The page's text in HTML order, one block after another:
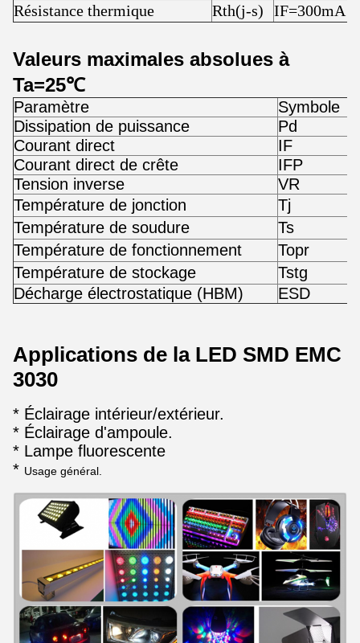
Résistance thermique
Rth(j-s) IF=300mA
Valeurs maximales absolues à
Ta=25℃
Paramètre Symbole
Dissipation de puissance
Pd
Courant direct
IF
Courant direct de crête
IFP
Tension inverse
VR
Température de jonction
Tj
Température de soudure
Ts
Température de fonctionnement
Topr
Température de stockage
Tstg
Décharge électrostatique (HBM)
ESD
Applications de la LED SMD EMC
3030
* Éclairage intérieur/extérieur.
* Éclairage d'ampoule.
* Lampe fluorescente
* Usage général.